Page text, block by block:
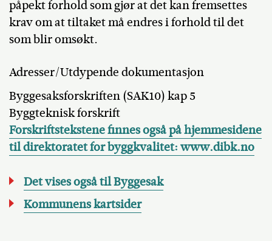
påpekt forhold som gjør at det kan fremsettes
krav om at tiltaket må endres i forhold til det
som blir omsøkt.
Adresser/Utdypende dokumentasjon
Byggesaksforskriften (SAK10) kap 5
Byggteknisk forskrift
Forskriftstekstene finnes også på hjemmesidene
til direktoratet for byggkvalitet: www.dibk.no
Det vises også til Byggesak
Kommunens kartsider